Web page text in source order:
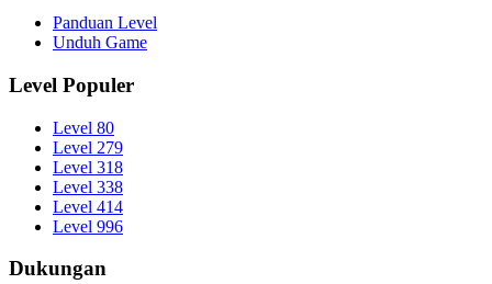
Panduan Level
Unduh Game
Level Populer
Level 80
Level 279
Level 318
Level 338
Level 414
Level 996
Dukungan